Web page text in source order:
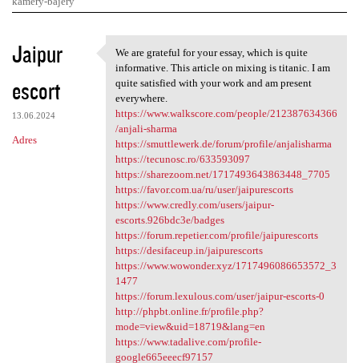
K
o
m
e
n
Jaipur
escort
13.06.2024
Adres
We are grateful for your
We are grateful for your essay, which is quite
informative. This article on mixing is titanic. I am
quite satisfied with your work and am present
everywhere.
https://www.walkscore.com/people/212387634366
/anjali-sharma
https://smuttlewerk.de/forum/profile/anjalisharma
https://tecunosc.ro/633593097
https://sharezoom.net/1717493643863448_7705
https://favor.com.ua/ru/user/jaipurescorts
https://www.credly.com/users/jaipur-
escorts.926bdc3e/badges
https://forum.repetier.com/profile/jaipurescorts
https://desifaceup.in/jaipurescorts
https://www.wowonder.xyz/1717496086653572_3
1477
https://forum.lexulous.com/user/jaipur-escorts-0
http://phpbt.online.fr/profile.php?
mode=view&uid=18719&lang=en
https://www.tadalive.com/profile-
google665eeecf97157